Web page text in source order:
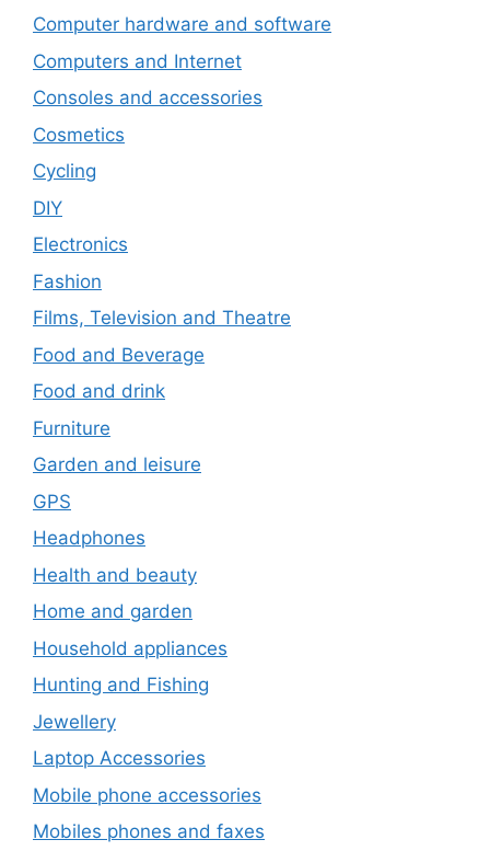
Computer hardware and software
Computers and Internet
Consoles and accessories
Cosmetics
Cycling
DIY
Electronics
Fashion
Films, Television and Theatre
Food and Beverage
Food and drink
Furniture
Garden and leisure
GPS
Headphones
Health and beauty
Home and garden
Household appliances
Hunting and Fishing
Jewellery
Laptop Accessories
Mobile phone accessories
Mobiles phones and faxes